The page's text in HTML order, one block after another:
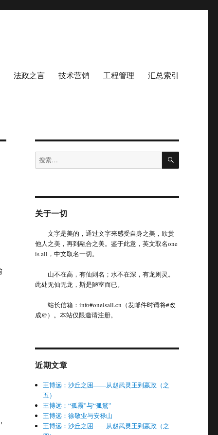
法政之言 技术营销 工程管理 汇总索引
搜
索：
搜
关于一切
文字是美的，通过文字来感受自身之美，欣赏
他人之美，再到融合之美。鉴于此意，英文取名one
is all，中文取名一切。
山不在高，有仙则名；水不在深，有龙则灵。
此处无仙无龙，斯是陋室而已。
站长信箱：info#oneisall.cn（发邮件时请将#改
成@）。本站仅限邀请注册。
近期文章
王博远：沙丘之困——从赵武灵王到嬴政（之
五）
王博远：“孤霧”与“孤鶩”
王博远：徐敬业与安禄山
王博远：沙丘之困——从赵武灵王到嬴政（之